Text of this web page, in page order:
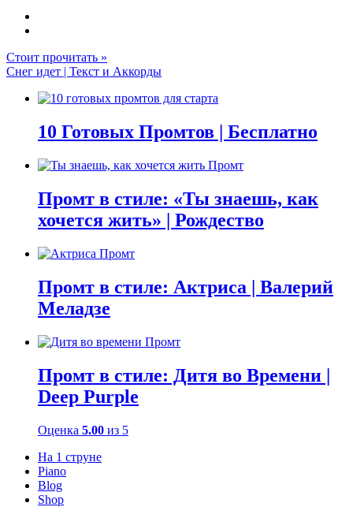
Стоит прочитать »
Снег идет | Текст и Аккорды
10 Готовых Промтов | Бесплатно
Промт в стиле: «Ты знаешь, как
хочется жить» | Рождество
Промт в стиле: Актриса | Валерий
Меладзе
Промт в стиле: Дитя во Времени |
Deep Purple
Оценка 5.00 из 5
На 1 струне
Piano
Blog
Shop